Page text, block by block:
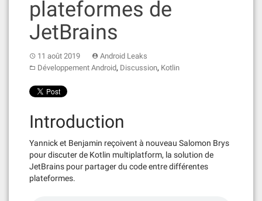
plateformes de
JetBrains
11 août 2019
Android Leaks
Développement Android, Discussion, Kotlin
Introduction
Yannick et Benjamin reçoivent à nouveau Salomon Brys
pour discuter de Kotlin multiplatform, la solution de
JetBrains pour partager du code entre différentes
plateformes.